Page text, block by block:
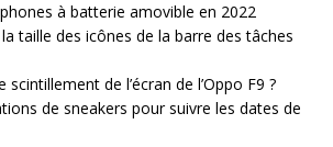
à batterie amovible en 2022
taille des icônes de la barre des tâches
de l’écran de l’Oppo F9 ?
de sneakers pour suivre les dates de